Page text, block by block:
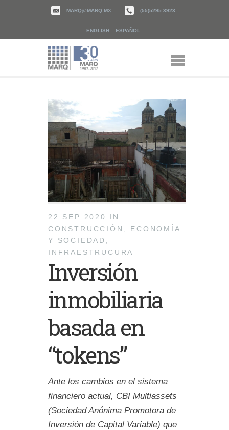
MARQ@MARQ.MX (55)5295 3923
ENGLISH ESPAÑOL
22 SEP 2020 IN
CONSTRUCCIÓN
ECONOMÍA
Y SOCIEDAD
INFRAESTRUCURA
Inversión
inmobiliaria
basada en
“tokens”
Ante los cambios en el sistema
financiero actual, CBI Multiassets
(Sociedad Anónima Promotora de
Inversión de Capital Variable) que